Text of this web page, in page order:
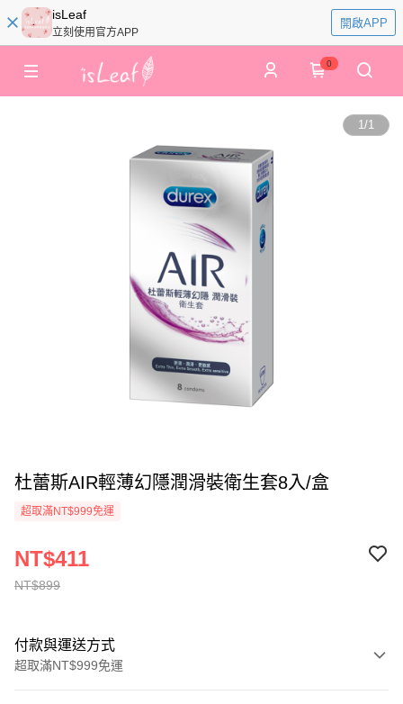
isLeaf
立刻使用官方APP
開啟APP
0
1/1
杜蕾斯AIR輕薄幻隱潤滑裝衛生套8入/盒
超取滿NT$999免運
NT$899
NT$411
付款與運送方式
超取滿NT$999免運